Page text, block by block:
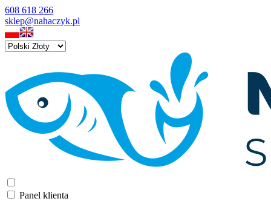
608 618 266
sklep@nahaczyk.pl
Panel klienta